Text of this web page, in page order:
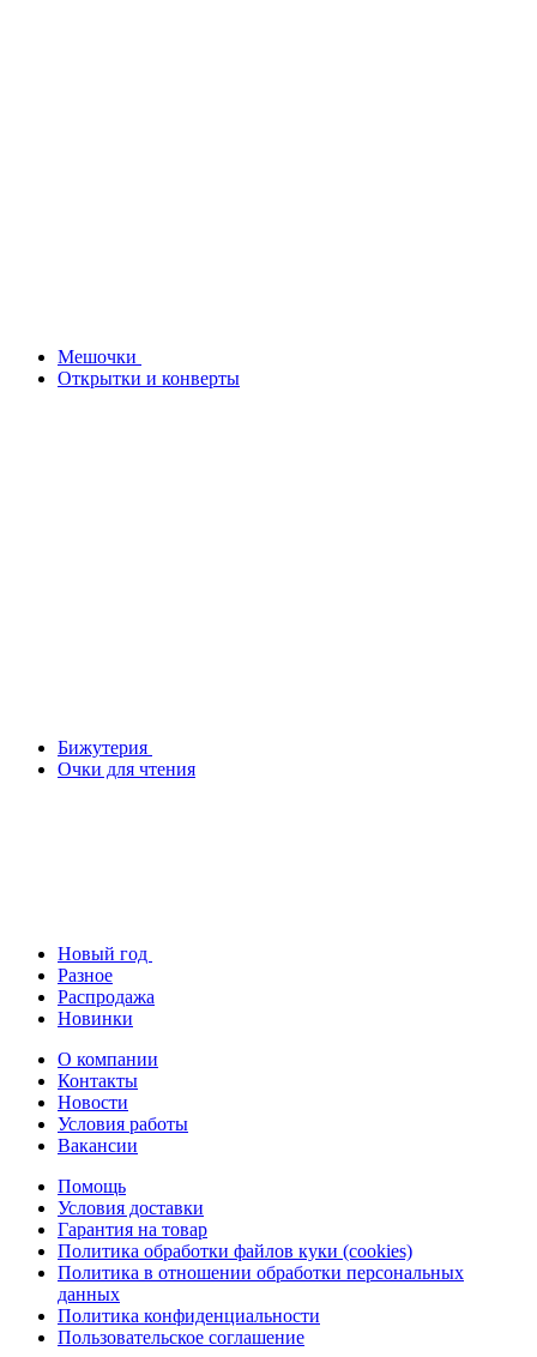
Мешочки
Открытки и конверты
Бижутерия
Очки для чтения
Новый год
Разное
Распродажа
Новинки
О компании
Контакты
Новости
Условия работы
Вакансии
Помощь
Условия доставки
Гарантия на товар
Политика обработки файлов куки (cookies)
Политика в отношении обработки персональных
данных
Политика конфиденциальности
Пользовательское соглашение